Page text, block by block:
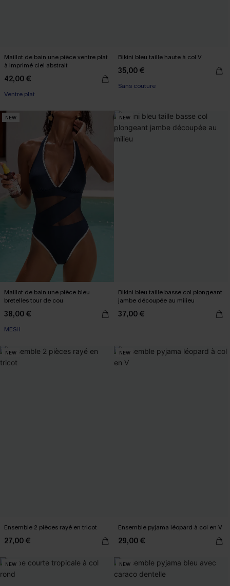
Maillot de bain une pièce ventre plat
à imprimé ciel abstrait
42,00 €
Ventre plat
Bikini bleu taille haute à col V
35,00 €
Sans couture
NEW
Maillot de bain une pièce bleu
bretelles tour de cou
38,00 €
MESH
NEW
Bikini bleu taille basse col plongeant
jambe découpée au milieu
37,00 €
NEW
Ensemble 2 pièces rayé en tricot
27,00 €
NEW
Ensemble pyjama léopard à col en V
29,00 €
NEW NEW